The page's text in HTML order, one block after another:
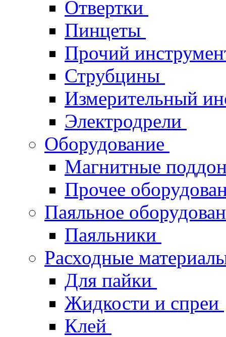
Отвертки
Пинцеты
Прочий
Струбцины
Измерительный
Электродрели
Оборудование
Магнитные
Прочее
Паяльное
Паяльники
Расходные
Для пайки
Жидкости и спреи
Клей